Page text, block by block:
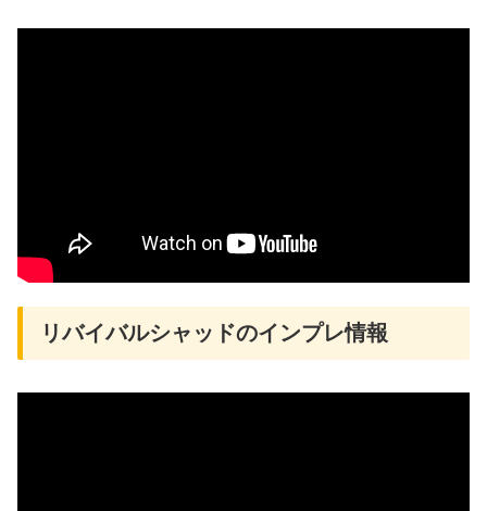
リバイバルシャッドのインプレ情報